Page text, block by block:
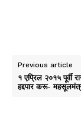
Previous article
१ एप्रिल २०१५ पूर्वी
हद्दपार करू-